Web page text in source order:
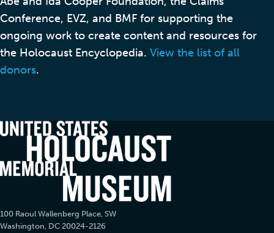
Conference, EVZ, and BMF for supporting the
ongoing work to create content and resources for
the Holocaust Encyclopedia. View the list of all
donors.
100 Raoul Wallenberg Place, SW
Washington, DC 20024-2126